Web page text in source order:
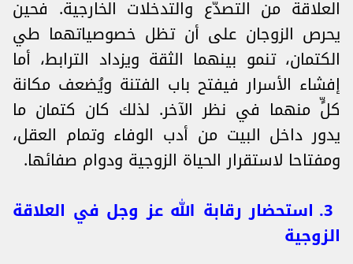
العلاقة من التصدّع والتدخلات الخارجية. فحين
يحرص الزوجان على أن تظل خصوصياتهما طي
الكتمان، تنمو بينهما الثقة ويزداد الترابط، أما
إفشاء الأسرار فيفتح باب الفتنة ويُضعف مكانة
كلٍّ منهما في نظر الآخر. لذلك كان كتمان ما
يدور داخل البيت من أدب الوفاء وتمام العقل،
ومفتاحا لاستقرار الحياة الزوجية ودوام صفائها.
3. استحضار رقابة الله عز وجل في العلاقة
الزوجية